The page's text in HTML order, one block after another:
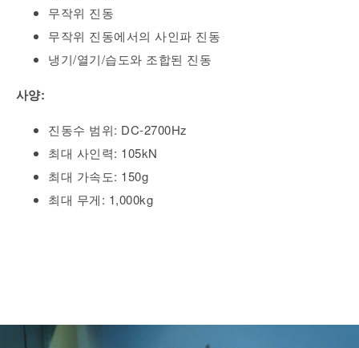
무작위 진동
무작위 진동에서의 사인파 진동
냉기/열기/습도와 조합된 진동
사양:
진동수 범위: DC-2700Hz
최대 사인력: 105kN
최대 가속도: 150g
최대 무게: 1,000kg